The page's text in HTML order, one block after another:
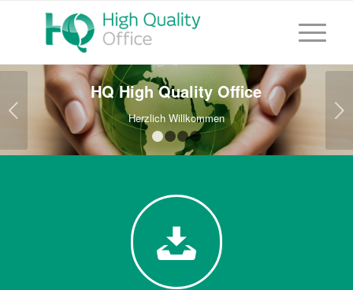
HQ High Quality Office
Herzlich Willkommen Weiter
1 2 3 4